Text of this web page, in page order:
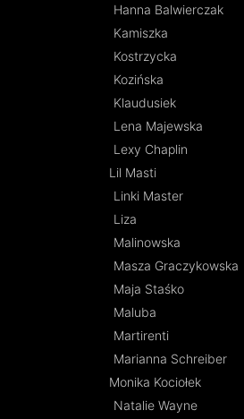
Hanna Balwierczak
Kamiszka
Kostrzycka
Kozińska
Klaudusiek
Lena Majewska
Lexy Chaplin
Lil Masti
Linki Master
Liza
Malinowska
Masza Graczykowska
Maja Staśko
Maluba
Martirenti
Marianna Schreiber
Monika Kociołek
Natalie Wayne